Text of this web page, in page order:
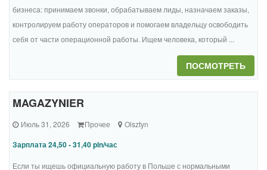
бизнеса: принимаем звонки, обрабатываем лиды, назначаем заказы,
контролируем работу операторов и помогаем владельцу освободить
себя от части операционной работы. Ищем человека, который ...
ПОСМОТРЕТЬ
MAGAZYNIER
Июль 31, 2026 Прочее Olsztyn
Зарплата 24,50 - 31,40 pln/час
Если ты ищешь официальную работу в Польше с нормальными